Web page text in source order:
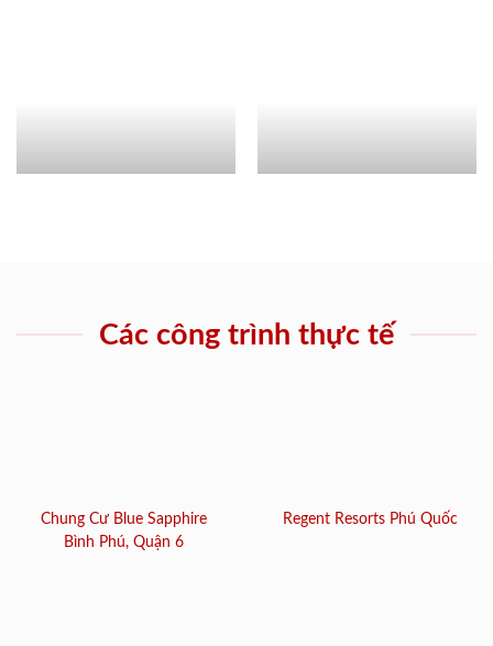
Các công trình thực tế
Chung Cư Blue Sapphire
Bình Phú, Quận 6
Regent Resorts Phú Quốc